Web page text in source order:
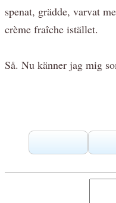
spenat, grädde, varvat
crème fraîche istället.
Så. Nu känner jag mig